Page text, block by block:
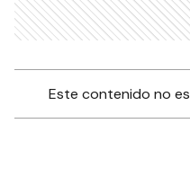
Este contenido no